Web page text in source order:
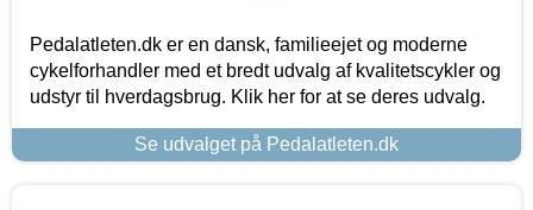
Pedalatleten.dk er en dansk, familieejet og moderne
cykelforhandler med et bredt udvalg af kvalitetscykler og
udstyr til hverdagsbrug. Klik her for at se deres udvalg.
Se udvalget på Pedalatleten.dk